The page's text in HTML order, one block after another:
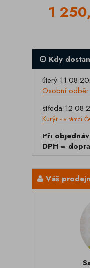
1
Kdy
úterý
Osobní odběr
středa
Kurýr - v rámci
Při
DPH =
Váš